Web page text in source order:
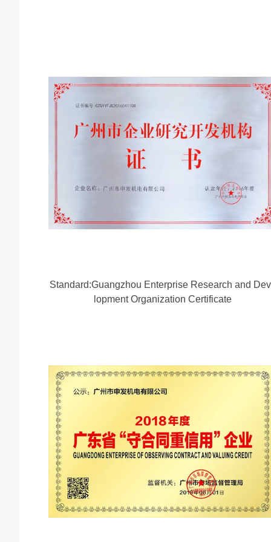
Standard:Guangzhou Enterprise Research and
lopment Organization Certificate